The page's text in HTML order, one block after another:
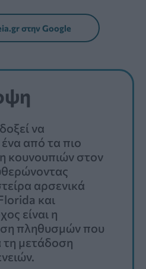
στην Google
να
από τα πιο
κουνουπιών στον
αρσενικά
και
είναι η
πληθυσμών που
τη μετάδοση